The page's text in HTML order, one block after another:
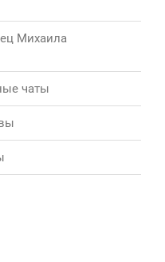
Михаила
чаты